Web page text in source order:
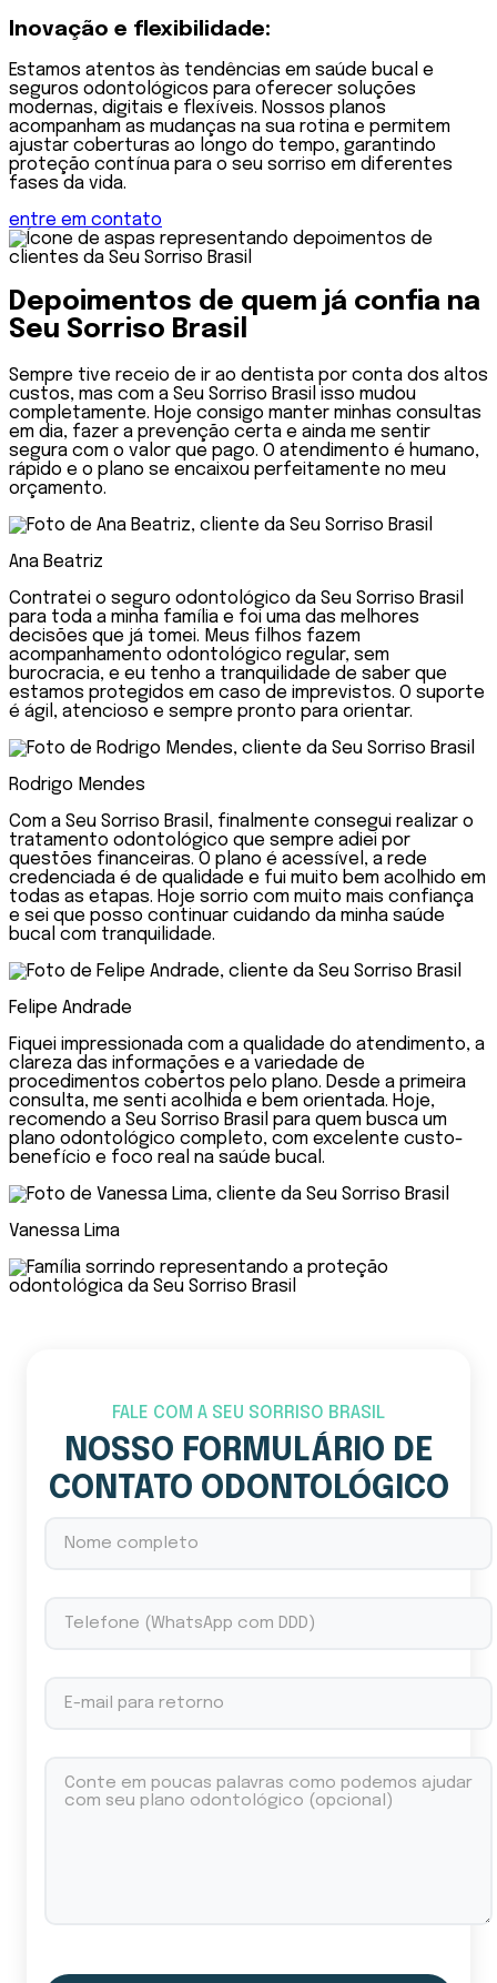
Inovação e flexibilidade:
Estamos atentos às tendências em saúde bucal e
seguros odontológicos para oferecer soluções
modernas, digitais e flexíveis. Nossos planos
acompanham as mudanças na sua rotina e permitem
ajustar coberturas ao longo do tempo, garantindo
proteção contínua para o seu sorriso em diferentes
fases da vida.
entre em contato
Depoimentos de quem já confia na
Seu Sorriso Brasil
Sempre tive receio de ir ao dentista por conta dos altos
custos, mas com a Seu Sorriso Brasil isso mudou
completamente. Hoje consigo manter minhas consultas
em dia, fazer a prevenção certa e ainda me sentir
segura com o valor que pago. O atendimento é humano,
rápido e o plano se encaixou perfeitamente no meu
orçamento.
Ana Beatriz
Contratei o seguro odontológico da Seu Sorriso Brasil
para toda a minha família e foi uma das melhores
decisões que já tomei. Meus filhos fazem
acompanhamento odontológico regular, sem
burocracia, e eu tenho a tranquilidade de saber que
estamos protegidos em caso de imprevistos. O suporte
é ágil, atencioso e sempre pronto para orientar.
Rodrigo Mendes
Com a Seu Sorriso Brasil, finalmente consegui realizar o
tratamento odontológico que sempre adiei por
questões financeiras. O plano é acessível, a rede
credenciada é de qualidade e fui muito bem acolhido em
todas as etapas. Hoje sorrio com muito mais confiança
e sei que posso continuar cuidando da minha saúde
bucal com tranquilidade.
Felipe Andrade
Fiquei impressionada com a qualidade do atendimento, a
clareza das informações e a variedade de
procedimentos cobertos pelo plano. Desde a primeira
consulta, me senti acolhida e bem orientada. Hoje,
recomendo a Seu Sorriso Brasil para quem busca um
plano odontológico completo, com excelente custo-
benefício e foco real na saúde bucal.
Vanessa Lima
FALE COM A SEU SORRISO BRASIL
NOSSO FORMULÁRIO DE
CONTATO ODONTOLÓGICO